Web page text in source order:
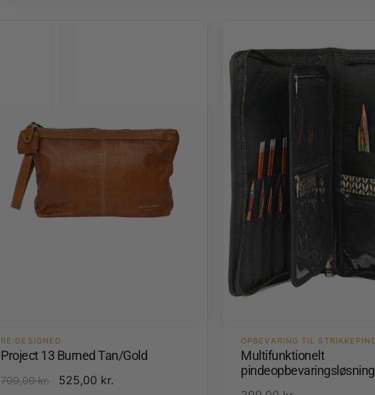
RE:DESIGNED
Project 13 Burned Tan/Gold
700,00kr. 525,00 kr.
OPBEVARING TIL
Multifunktionelt
pindeopbevaringsløsning